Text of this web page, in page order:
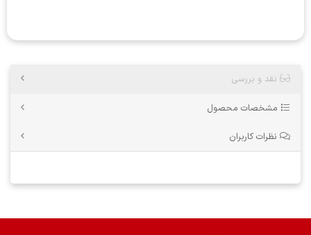
نقد و بررسی
مشخصات محصول
نظرات کاربران